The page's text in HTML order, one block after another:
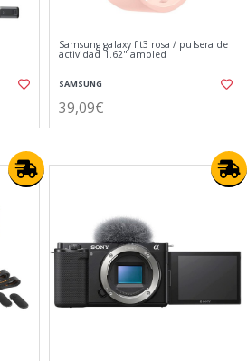
Samsung galaxy fit3 rosa / pulsera de
actividad 1.62" amoled
SAMSUNG
39,09€